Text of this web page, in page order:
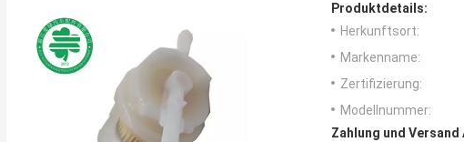
Produktdetails:
Herkunftsort:
Markenname:
Zertifizierung:
Modellnummer:
Zahlung und Versand